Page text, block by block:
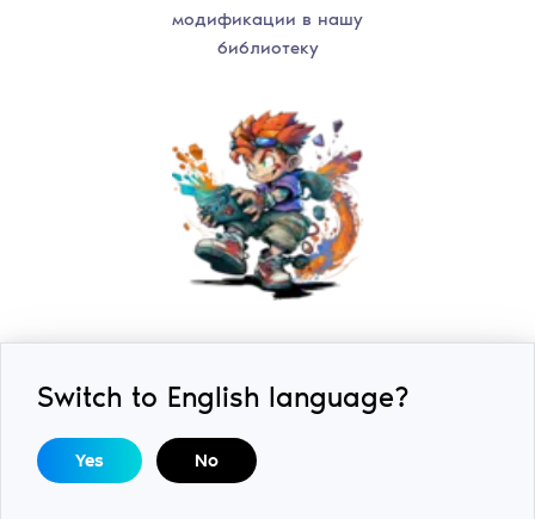
модификации в нашу
библиотеку
2018-2026 © ExLoader. Все права защищены.
Спроектировано и разработано студией
По вопросам авторских прав / Правообладателям:
help@swiftsoft.llc
Switch to English language?
Yes No